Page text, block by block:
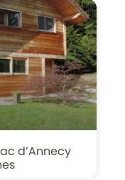
d’Annecy